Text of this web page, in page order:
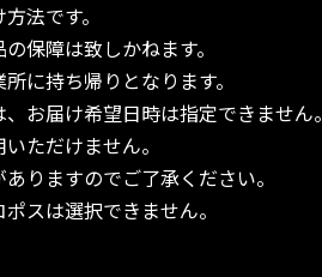
法です。
保障は致しかねます。
に持ち帰りとなります。
お届け希望日時は指定できません。
ただけません。
りますのでご了承ください。
スは選択できません。